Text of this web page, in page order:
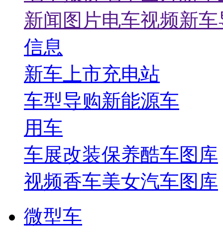
新闻图片电车视频新
信息
新车上市充电站
车型导购新能源车
用车
车展改装保养酷车图库
视频香车美女汽车图库
微型车